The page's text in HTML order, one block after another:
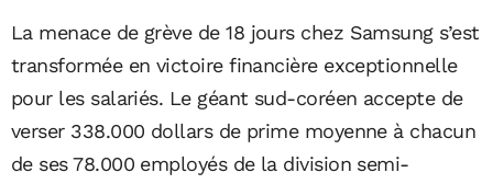
La menace de grève de 18 jours chez Samsung s’est
transformée en victoire financière exceptionnelle
pour les salariés. Le géant sud-coréen accepte de
verser 338.000 dollars de prime moyenne à chacun
de ses 78.000 employés de la division semi-